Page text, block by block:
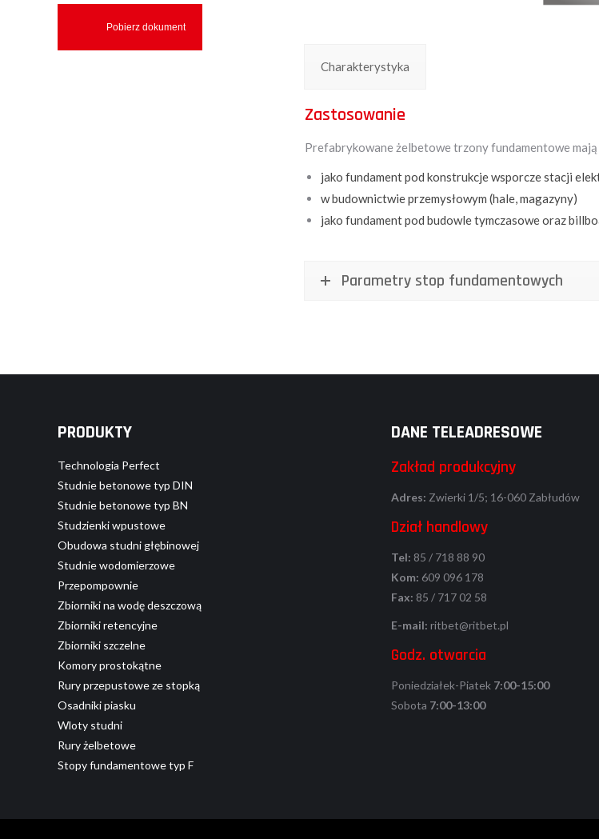
Pobierz dokument
Charakterystyka
Zastosowanie
Prefabrykowane żelbetowe trzony fundamentowe
jako fundament pod konstrukcje wsporcze stacji
w budownictwie przemysłowym (hale, magazyny)
jako fundament pod budowle tymczasowe oraz
Parametry stop fundamentowych
PRODUKTY
Technologia Perfect
Studnie betonowe typ DIN
Studnie betonowe typ BN
Studzienki wpustowe
Obudowa studni głębinowej
Studnie wodomierzowe
Przepompownie
Zbiorniki na wodę deszczową
Zbiorniki retencyjne
Zbiorniki szczelne
Komory prostokątne
Rury przepustowe ze stopką
Osadniki piasku
Wloty studni
Rury żelbetowe
Stopy fundamentowe typ F
DANE TELEADRESOWE
Zakład produkcyjny
Adres: Zwierki 1/5; 16-060 Zabłudów
Dział handlowy
Tel: 85 / 718 88 90
Kom: 609 096 178
Fax: 85 / 717 02 58
E-mail: ritbet@ritbet.pl
Godz. otwarcia
Poniedziałek-Piatek 7:00-15:00
Sobota 7:00-13:00